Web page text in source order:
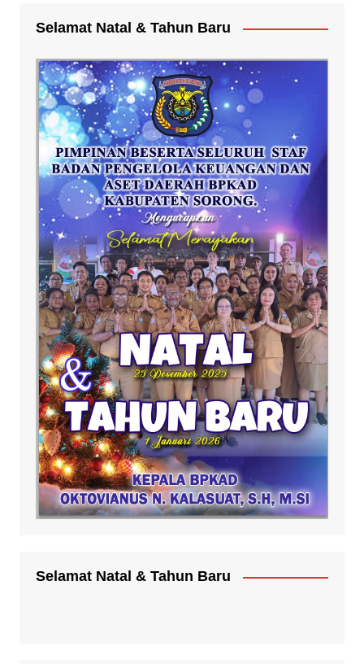
Selamat Natal & Tahun Baru
Selamat Natal & Tahun Baru